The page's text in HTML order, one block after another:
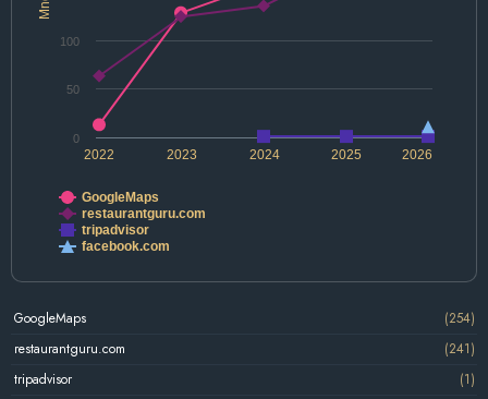
2022 2024 2026
2023 2025
0
50
100
GoogleMaps
restaurantguru.com
tripadvisor
facebook.com
GoogleMaps
(254)
restaurantguru.com
(241)
tripadvisor
(1)